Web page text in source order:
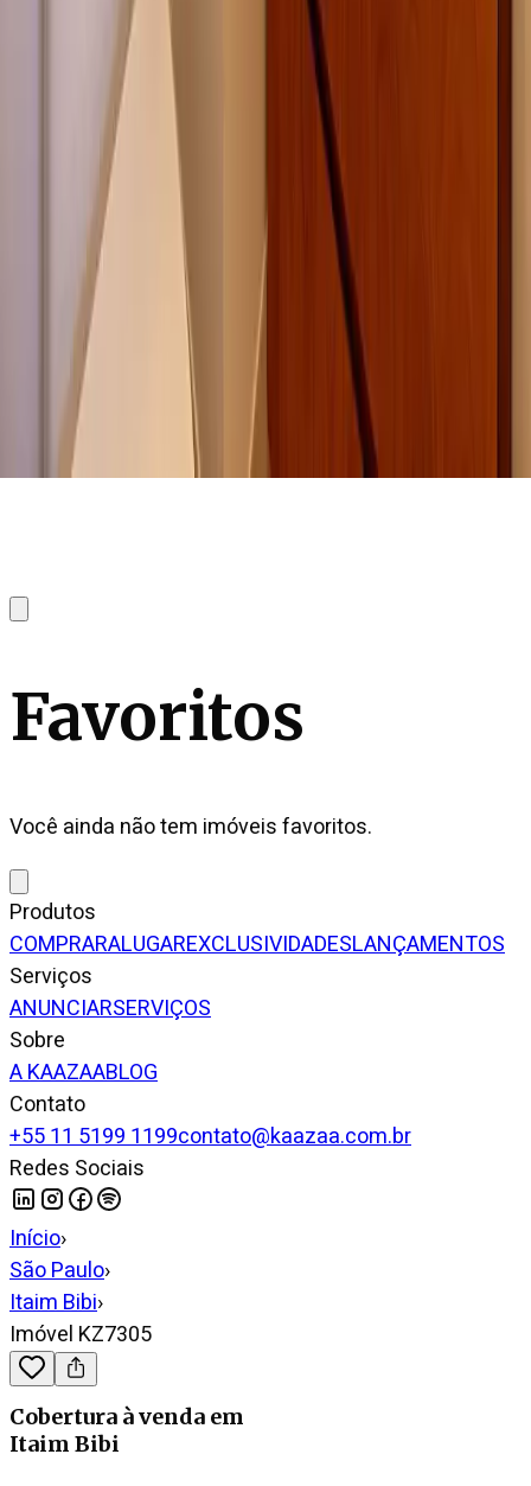
Favoritos
Você ainda não tem imóveis favoritos.
Produtos
COMPRARALUGAREXCLUSIVIDADESLANÇAMENTOS
Serviços
ANUNCIARSERVIÇOS
Sobre
A KAAZAABLOG
Contato
+55 11 5199 1199contato@kaazaa.com.br
Redes Sociais
Início›
São Paulo›
Itaim Bibi›
Imóvel KZ7305
Cobertura à venda em
Itaim Bibi